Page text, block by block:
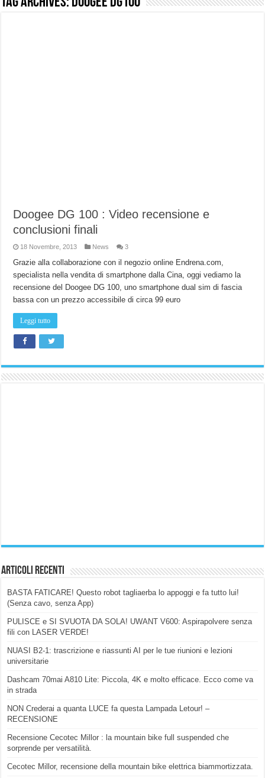
Doogee DG 100 : Video recensione e
conclusioni finali
18 Novembre, 2013 News 3
Grazie alla collaborazione con il negozio online Endrena.com,
specialista nella vendita di smartphone dalla Cina, oggi vediamo la
recensione del Doogee DG 100, uno smartphone dual sim di fascia
bassa con un prezzo accessibile di circa 99 euro
Leggi tutto
Articoli Recenti
BASTA FATICARE! Questo robot tagliaerba lo appoggi e fa tutto lui!
(Senza cavo, senza App)
PULISCE e SI SVUOTA DA SOLA! UWANT V600: Aspirapolvere senza
fili con LASER VERDE!
NUASI B2-1: trascrizione e riassunti AI per le tue riunioni e lezioni
universitarie
Dashcam 70mai A810 Lite: Piccola, 4K e molto efficace. Ecco come va
in strada
NON Crederai a quanta LUCE fa questa Lampada Letour! –
RECENSIONE
Recensione Cecotec Millor : la mountain bike full suspended che
sorprende per versatilità.
Cecotec Millor, recensione della mountain bike elettrica biammortizzata.